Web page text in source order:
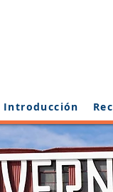
Introducción